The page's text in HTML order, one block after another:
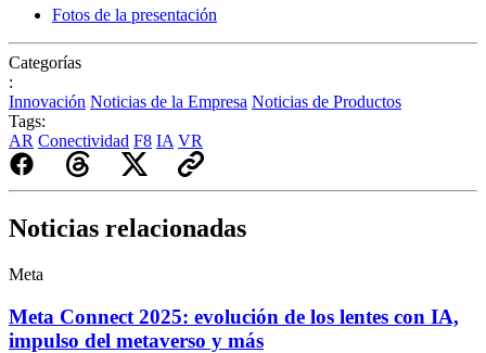
Fotos de la presentación
Categorías
:
Innovación Noticias de la Empresa Noticias de Productos
Tags:
AR Conectividad F8 IA VR
Noticias relacionadas
Meta
Meta Connect 2025: evolución de los lentes con IA,
impulso del metaverso y más